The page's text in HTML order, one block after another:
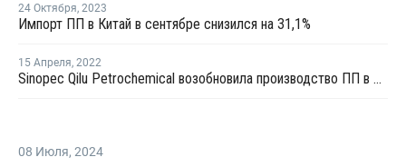
24 Октября, 2023
Импорт ПП в Китай в сентябре снизился на 31,1%
15 Апреля, 2022
Sinopec Qilu Petrochemical возобновила производство ПП в Китае
08 Июля, 2024